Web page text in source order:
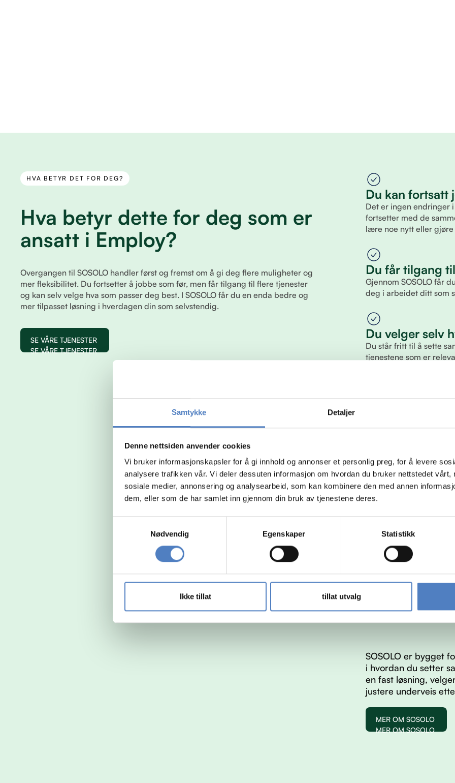
Samtykke Detaljer
Denne nettsiden anvender cookies
Vi bruker informasjonskapsler for å gi innhold og annonser et personlig preg, for å levere
analysere trafikken vår. Vi deler dessuten informasjon om hvordan du bruker nettstedet vårt,
sosiale medier, annonsering og analysearbeid, som kan kombinere den med annen
dem, eller som de har samlet inn gjennom din bruk av tjenestene deres.
Nødvendig
Egenskaper Statistikk
Ikke tillat tillat utvalg
HVA BETYR DET FOR DEG?
Hva betyr dette for deg som er
ansatt i Employ?
Overgangen til SOSOLO handler først og fremst om å gi deg flere muligheter og
mer fleksibilitet. Du fortsetter å jobbe som før, men får tilgang til flere tjenester
og kan selv velge hva som passer deg best. I SOSOLO får du en enda bedre og
mer tilpasset løsning i hverdagen din som selvstendig.
SE VÅRE TJENESTER
SE VÅRE TJENESTER
Du kan fortsatt
Det er ingen endringer
fortsetter med de
lære noe nytt eller
Du får tilgang
Gjennom SOSOLO får
deg i arbeidet ditt som
Du velger selv
Du står fritt til å sette
tjenestene som er
SOSOLO er bygget
i hvordan du setter
en fast løsning,
justere underveis
MER OM SOSOLO
MER OM SOSOLO